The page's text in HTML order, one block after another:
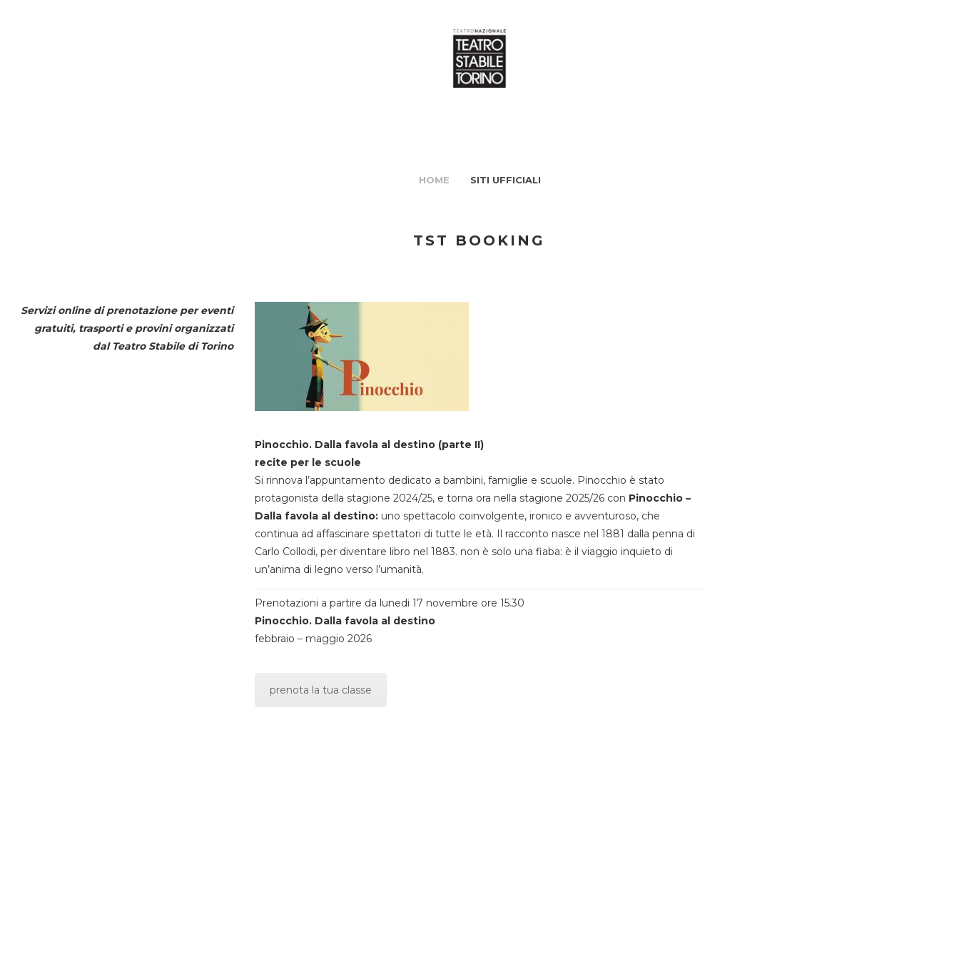
HOME SITI UFFICIALI
TST BOOKING
Servizi online di prenotazione per eventi
gratuiti, trasporti e provini organizzati
dal Teatro Stabile di Torino
Pinocchio. Dalla favola al destino (parte II)
recite per le scuole
Si rinnova l’appuntamento dedicato a bambini, famiglie e scuole. Pinocchio è stato
protagonista della stagione 2024/25, e torna ora nella stagione 2025/26 con Pinocchio –
Dalla favola al destino:uno spettacolo coinvolgente, ironico e avventuroso, che
continua ad affascinare spettatori di tutte le età. Il racconto nasce nel 1881 dalla penna di
Carlo Collodi, per diventare libro nel 1883. non è solo una fiaba: è il viaggio inquieto di
un’anima di legno verso l’umanità.
Prenotazioni a partire da lunedi 17 novembre ore 15.30
Pinocchio. Dalla favola al destino
febbraio – maggio 2026
prenota la tua classe